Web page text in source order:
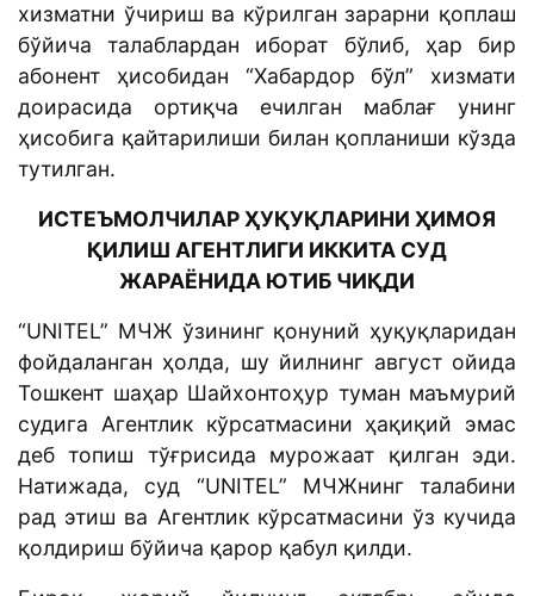
хизматни ўчириш ва кўрилган зарарни қоплаш
бўйича талаблардан иборат бўлиб, ҳар бир
абонент ҳисобидан “Хабардор бўл” хизмати
доирасида ортиқча ечилган маблағ унинг
ҳисобига қайтарилиши билан қопланиши кўзда
тутилган.
ИСТЕЪМОЛЧИЛАР ҲУҚУҚЛАРИНИ ҲИМОЯ
ҚИЛИШ АГЕНТЛИГИ ИККИТА СУД
ЖАРАЁНИДА ЮТИБ ЧИҚДИ
“UNITEL” МЧЖ ўзининг қонуний ҳуқуқларидан
фойдаланган ҳолда, шу йилнинг август ойида
Тошкент шаҳар Шайхонтоҳур туман маъмурий
судига Агентлик кўрсатмасини ҳақиқий эмас
деб топиш тўғрисида мурожаат қилган эди.
Натижада, суд “UNITEL” МЧЖнинг талабини
рад этиш ва Агентлик кўрсатмасини ўз кучида
қолдириш бўйича қарор қабул қилди.